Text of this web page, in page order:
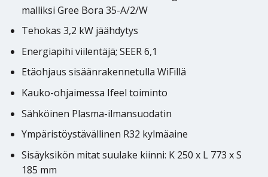
malliksi Gree Bora 35-A/2/W
Tehokas 3,2 kW jäähdytys
Energiapihi viilentäjä; SEER 6,1
Etäohjaus sisäänrakennetulla WiFillä
Kauko-ohjaimessa Ifeel toiminto
Sähköinen Plasma-ilmansuodatin
Ympäristöystävällinen R32 kylmäaine
Sisäyksikön mitat suulake kiinni: K 250 x L 773 x S
185 mm